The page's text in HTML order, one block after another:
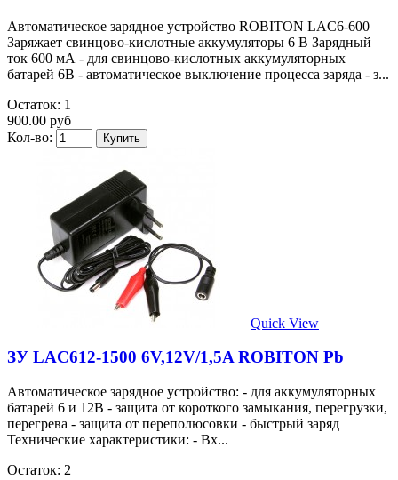
Автоматическое зарядное устройство ROBITON LAC6-600
Заряжает свинцово-кислотные аккумуляторы 6 В Зарядный
ток 600 мА - для свинцово-кислотных аккумуляторных
батарей 6В - автоматическое выключение процесса заряда - з...
Остаток: 1
900.00 руб
Кол-во:
Quick View
ЗУ LAC612-1500 6V,12V/1,5A ROBITON Pb
Автоматическое зарядное устройство: - для аккумуляторных
батарей 6 и 12В - защита от короткого замыкания, перегрузки,
перегрева - защита от переполюсовки - быстрый заряд
Технические характеристики: - Вх...
Остаток: 2